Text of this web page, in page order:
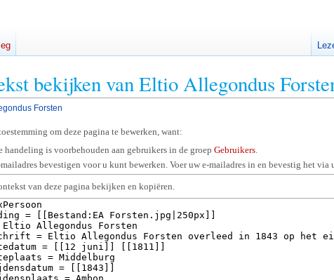
bekijken van Eltio Allegondus
Forsten
om deze pagina te bewerken, want:
handeling is voorbehouden aan gebruikers in de groep Gebruikers.
bevestigen voor u kunt bewerken. Voer uw e-mailadres in en bevestig het via
van deze pagina bekijken en kopiëren.